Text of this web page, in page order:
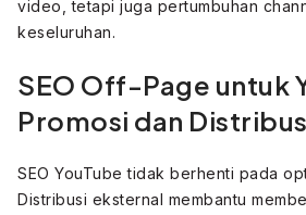
video, tetapi juga pertumbuhan
keseluruhan.
SEO Off-Page untuk
Promosi dan
SEO YouTube tidak berhenti pada
Distribusi eksternal membantu